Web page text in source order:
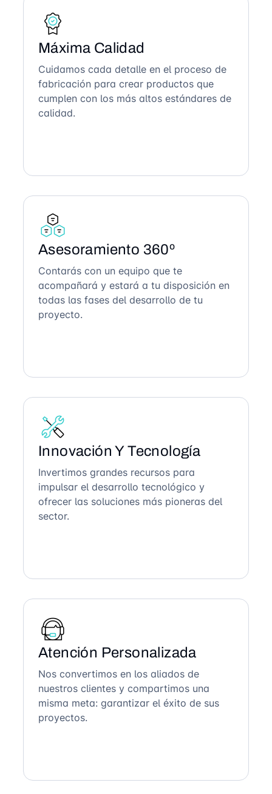
Máxima Calidad
Cuidamos cada detalle en el proceso de
fabricación para crear productos que
cumplen con los más altos estándares de
calidad.
Asesoramiento 360º
Contarás con un equipo que te
acompañará y estará a tu disposición en
todas las fases del desarrollo de tu
proyecto.
Innovación Y Tecnología
Invertimos grandes recursos para
impulsar el desarrollo tecnológico y
ofrecer las soluciones más pioneras del
sector.
Atención Personalizada
Nos convertimos en los aliados de
nuestros clientes y compartimos una
misma meta: garantizar el éxito de sus
proyectos.